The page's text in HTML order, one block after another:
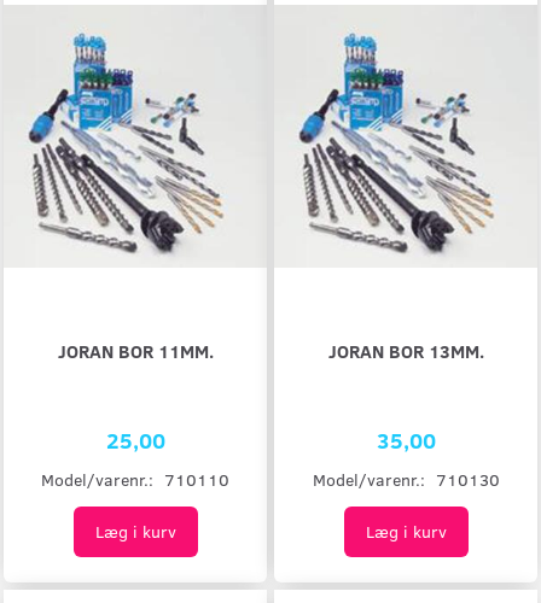
JORAN BOR 11MM.
25,00
Model/varenr.: 710110
Læg i kurv
JORAN BOR 13MM.
35,00
Model/varenr.: 710130
Læg i kurv